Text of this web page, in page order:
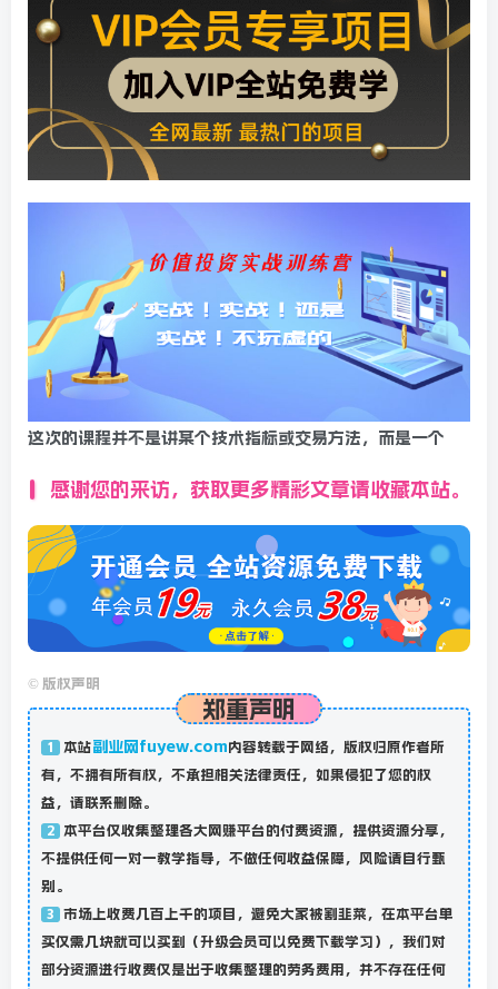
这次的课程并不是讲某个技术指标或交易方法，而是一个
感谢您的来访，获取更多精彩文章请收藏本站。
© 版权声明
郑重声明
1 本站副业网fuyew.com内容转载于网络，版权归原作者所
有，不拥有所有权，不承担相关法律责任，如果侵犯了您的权
益，请联系删除。
2
本平台仅收集整理各大网赚平台的付费资源，提供资源分享，
不提供任何一对一教学指导，不做任何收益保障，风险请自行甄
别。
3
市场上收费几百上千的项目，避免大家被割韭菜，在本平台单
买仅需几块就可以买到（升级会员可以免费下载学习），我们对
部分资源进行收费仅是出于收集整理的劳务费用，并不存在任何